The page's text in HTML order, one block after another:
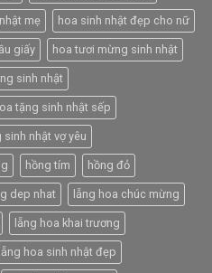
mẹ hoa sinh nhật đẹp cho nữ
giấy hoa tươi mừng sinh nhật
sinh nhật
tặng sinh nhật sếp
sinh nhật vợ yêu
hồng tím hồng đỏ
dep nhat lẵng hoa chúc mừng
lẵng hoa khai trương
lẵng hoa sinh nhật đẹp